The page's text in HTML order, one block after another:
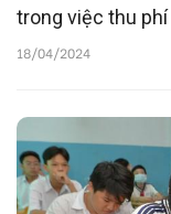
trong việc thu
18/04/2024